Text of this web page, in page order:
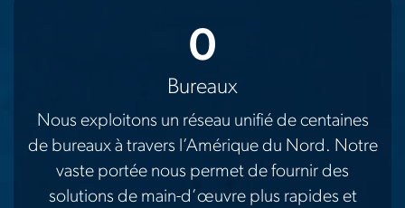
0
Bureaux
Nous exploitons un réseau unifié de centaines
de bureaux à travers l’Amérique du Nord. Notre
vaste portée nous permet de fournir des
solutions de main-d’œuvre plus rapides et